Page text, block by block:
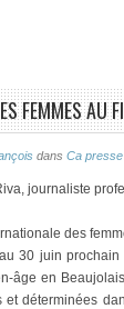
FEMMES AU
dans Ca presse
journaliste
des
30 juin
âge en
et déterminées